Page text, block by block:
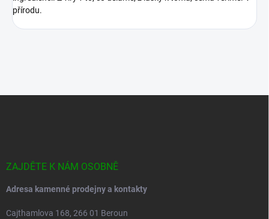
přírodu.
ZAJDĚTE K NÁM OSOBNĚ
Adresa kamenné prodejny a kontakty
Cajthamlova 168, 266 01 Beroun